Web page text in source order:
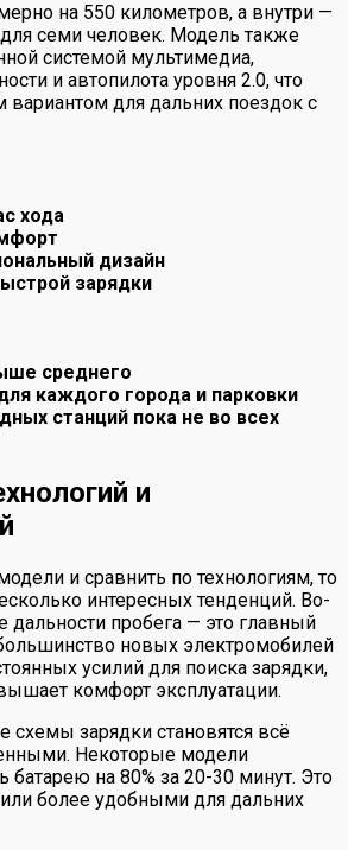
на 550 километров, а внутри —
семи человек. Модель также
системой мультимедиа,
и автопилота уровня 2.0, что
вариантом для дальних поездок с
хода
дизайн
зарядки
среднего
каждого города и парковки
станций пока не во всех
и
и сравнить по технологиям, то
интересных тенденций. Во-
дальности пробега — это главный
новых электромобилей
усилий для поиска зарядки,
комфорт эксплуатации.
схемы зарядки становятся всё
Некоторые модели
батарею на 80% за 20-30 минут. Это
более удобными для дальних